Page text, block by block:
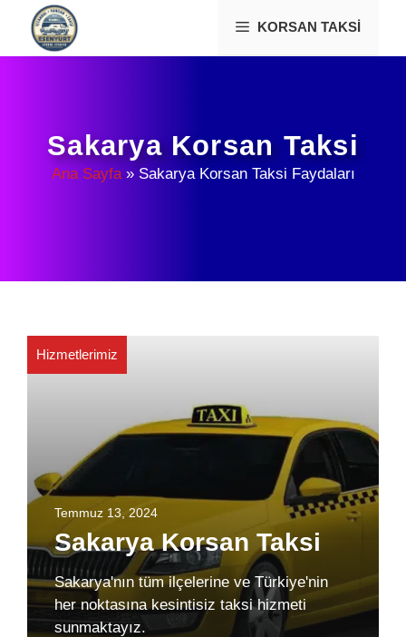
İçeriğe
KORSAN TAKSI
Sakarya Korsan Taksi
Ana Sayfa» Sakarya Korsan Taksi Faydaları
Hizmetlerimiz
Temmuz 13, 2024
Sakarya Korsan Taksi
Sakarya'nın tüm ilçelerine ve Türkiye'nin
her noktasına kesintisiz taksi hizmeti
sunmaktayız.